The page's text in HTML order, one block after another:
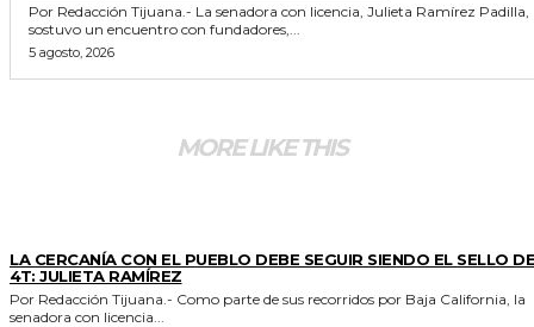
Por Redacción Tijuana.- La senadora con licencia, Julieta Ramírez Padilla,
sostuvo un encuentro con fundadores,...
5 agosto, 2026
MORE LIKE THIS
LA CERCANÍA CON EL PUEBLO DEBE SEGUIR SIENDO EL SELLO
4T: JULIETA RAMÍREZ
Por Redacción Tijuana.- Como parte de sus recorridos por Baja California, la
senadora con licencia...